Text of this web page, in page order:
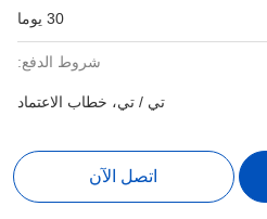
30 يوما
شروط الدفع:
تي / تي، خطاب الاعتماد
اتصل الآن